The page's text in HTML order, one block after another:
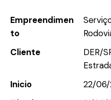
Empreendimen
to
Cliente
DER/
Inicio
22/